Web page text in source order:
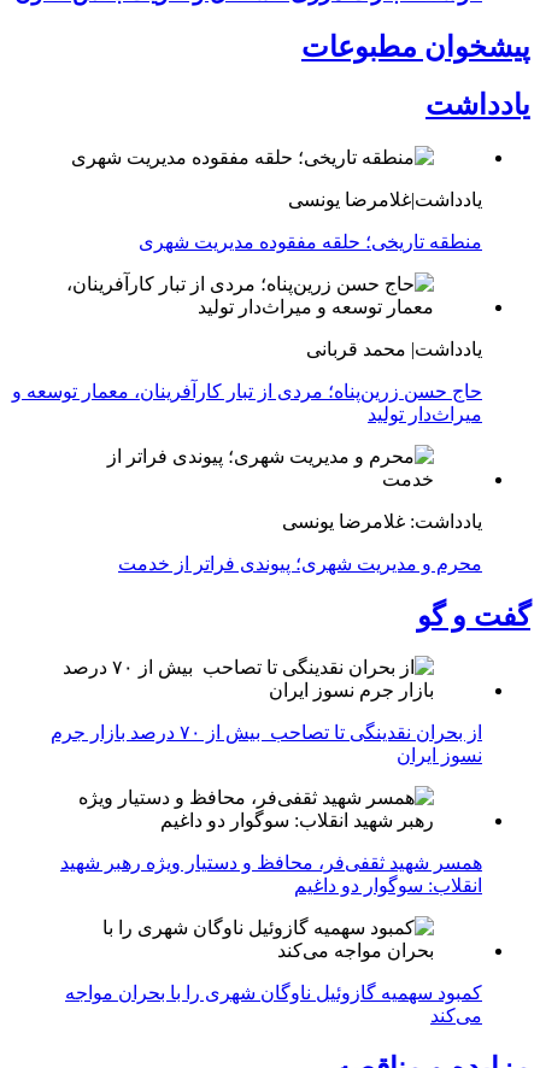
پیشخوان مطبوعات
یادداشت
یادداشت|غلامرضا یونسی
منطقه تاریخی؛ حلقه مفقوده مدیریت شهری
یادداشت| محمد قربانی
حاج حسن زرین‌پناه؛ مردی از تبار کارآفرینان، معمار توسعه و
میراث‌دار تولید
یادداشت: غلامرضا یونسی
محرم و مدیریت شهری؛ پیوندی فراتر از خدمت
گفت و گو
از بحران نقدینگی تا تصاحب بیش از ۷۰ درصد بازار جرم
نسوز ایران
همسر شهید ثقفی‌فر، محافظ و دستیار ویژه رهبر شهید
انقلاب: سوگوار دو داغیم
کمبود سهمیه گازوئیل ناوگان شهری را با بحران مواجه
می‌کند